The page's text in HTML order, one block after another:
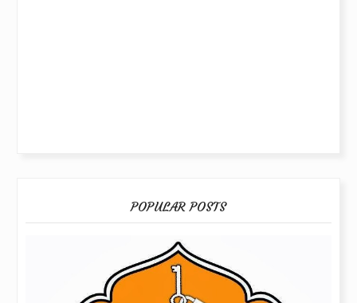
POPULAR POSTS